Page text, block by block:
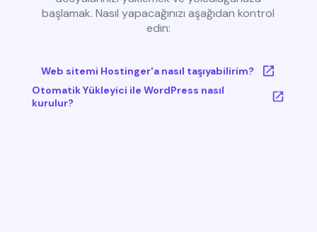
başlamak. Nasıl yapacağınızı aşağıdan kontrol
edin:
Web sitemi Hostinger'a nasıl taşıyabilirim?
Otomatik Yükleyici ile WordPress nasıl
kurulur?